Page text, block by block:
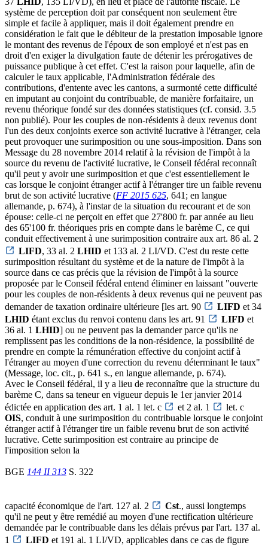
système de perception doit par conséquent non seulement être
simple et facile à appliquer, mais il doit également prendre en
considération le fait que le débiteur de la prestation imposable ignore
le montant des revenus de l'époux de son employé et n'est pas en
droit d'en exiger la divulgation faute de détenir les prérogatives de
puissance publique à cet effet. C'est la raison pour laquelle, afin de
calculer le taux applicable, l'Administration fédérale des
contributions, d'entente avec les cantons, a surmonté cette difficulté
en imputant au conjoint du contribuable, de manière forfaitaire, un
revenu théorique fondé sur des données statistiques (cf. consid. 3.5
non publié). Pour les couples de non-résidents à deux revenus dont
l'un des deux conjoints exerce son activité lucrative à l'étranger, cela
peut provoquer une surimposition ou une sous-imposition. Dans son
Message du 28 novembre 2014 relatif à la révision de l'impôt à la
source du revenu de l'activité lucrative, le Conseil fédéral reconnaît
qu'il peut y avoir une surimposition et que c'est essentiellement le
cas lorsque le conjoint étranger actif à l'étranger tire un faible revenu
brut de son activité lucrative (FF 2015 625, 641; en langue
allemande, p. 674), à l'instar de la situation du recourant et de son
épouse: celle-ci ne perçoit en effet que 27'800 fr. par année au lieu
des 65'100 fr. théoriques pris en compte dans le barème C, ce qui
conduit effectivement à une surimposition contraire aux art. 86 al. 2
LIFD, 33 al. 2 LHID et 133 al. 2 LI/VD. C'est du reste cette
surimposition résultant du système et de la nature de l'impôt à la
source dans ce cas précis que la révision de l'impôt à la source
proposée par le Conseil fédéral entend éliminer en laissant "ouverte
pour les couples de non-résidents à deux revenus qui ne peuvent pas
demander de taxation ordinaire ultérieure [les art. 90
LIFD et 34
LHID étant exclus du renvoi contenu dans les art. 91 LIFD et
36 al. 1 LHID] ou ne peuvent pas la demander parce qu'ils ne
remplissent pas les conditions de la non-résidence, la possibilité de
prendre en compte la rémunération effective du conjoint actif à
l'étranger au moyen d'une correction du revenu déterminant le taux"
(Message, loc. cit., p. 641 s., en langue allemande, p. 674).
Avec le Conseil fédéral, il y a lieu de reconnaître que la structure du
barème C, dans sa teneur en vigueur depuis le 1er janvier 2014
édictée en application des art. 1 al. 1 let. c
et 2 al. 1
let. c
OIS, conduit à une surimposition du contribuable lorsque le conjoint
étranger actif à l'étranger tire un faible revenu brut de son activité
lucrative. Cette surimposition est contraire au principe de
l'imposition selon la
BGE 144 II 313 S. 322
capacité économique de l'art. 127 al. 2 Cst., aussi longtemps
qu'il ne peut y être remédié au moyen d'une rectification ultérieure
demandée par le contribuable dans les délais prévus par l'art. 137 al.
1
LIFD et 191 al. 1 LI/VD, applicables dans ce cas de figure